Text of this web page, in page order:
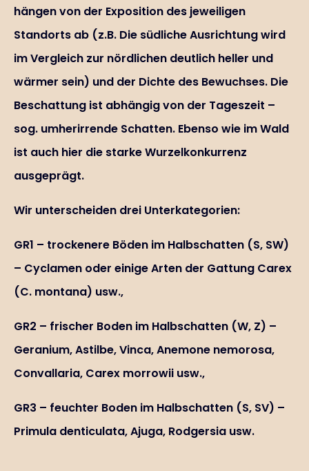
hängen von der Exposition des jeweiligen
Standorts ab (z.B. Die südliche Ausrichtung wird
im Vergleich zur nördlichen deutlich heller und
wärmer sein) und der Dichte des Bewuchses. Die
Beschattung ist abhängig von der Tageszeit –
sog. umherirrende Schatten. Ebenso wie im Wald
ist auch hier die starke Wurzelkonkurrenz
ausgeprägt.
Wir unterscheiden drei Unterkategorien:
GR1 – trockenere Böden im Halbschatten (S, SW)
– Cyclamen oder einige Arten der Gattung Carex
(C. montana) usw.,
GR2 – frischer Boden im Halbschatten (W, Z) –
Geranium, Astilbe, Vinca, Anemone nemorosa,
Convallaria, Carex morrowii usw.,
GR3 – feuchter Boden im Halbschatten (S, SV) –
Primula denticulata, Ajuga, Rodgersia usw.